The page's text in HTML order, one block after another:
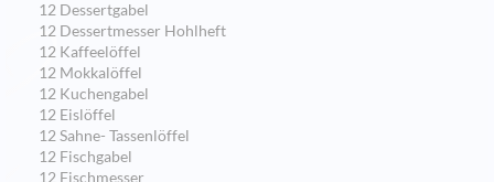
12 Dessertgabel
12 Dessertmesser Hohlheft
12 Kaffeelöffel
12 Mokkalöffel
12 Kuchengabel
12 Eislöffel
12 Sahne- Tassenlöffel
12 Fischgabel
12 Fischmesser